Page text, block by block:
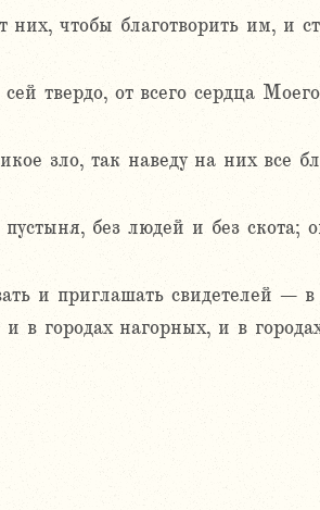
чтобы благотворить им, и
твердо, от всего сердца
зло, так наведу на них все
без людей и без скота;
и приглашать свидетелей – в
в городах нагорных, и в